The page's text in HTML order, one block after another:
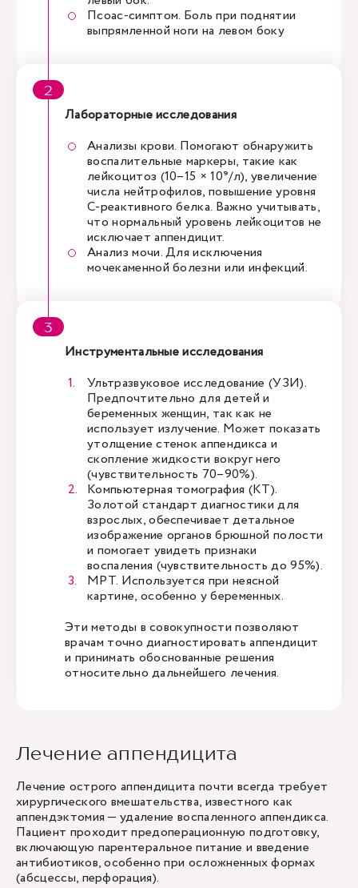
Псоас-симптом. Боль при поднятии
выпрямленной ноги на левом боку
Лабораторные исследования
Анализы крови. Помогают обнаружить
воспалительные маркеры, такие как
лейкоцитоз (10–15 × 10⁹/л), увеличение
числа нейтрофилов, повышение уровня
C-реактивного белка. Важно учитывать,
что нормальный уровень лейкоцитов не
исключает аппендицит.
Анализ мочи. Для исключения
мочекаменной болезни или инфекций.
Инструментальные исследования
Ультразвуковое исследование (УЗИ).
Предпочтительно для детей и
беременных женщин, так как не
использует излучение. Может показать
утолщение стенок аппендикса и
скопление жидкости вокруг него
(чувствительность 70–90%).
Компьютерная томография (КТ).
Золотой стандарт диагностики для
взрослых, обеспечивает детальное
изображение органов брюшной полости
и помогает увидеть признаки
воспаления (чувствительность до 95%).
МРТ. Используется при неясной
картине, особенно у беременных.
Эти методы в совокупности позволяют
врачам точно диагностировать аппендицит
и принимать обоснованные решения
относительно дальнейшего лечения.
Лечение аппендицита
Лечение острого аппендицита почти всегда требует
хирургического вмешательства, известного как
аппендэктомия — удаление воспаленного аппендикса.
Пациент проходит предоперационную подготовку,
включающую парентеральное питание и введение
антибиотиков, особенно при осложненных формах
(абсцессы, перфорация).